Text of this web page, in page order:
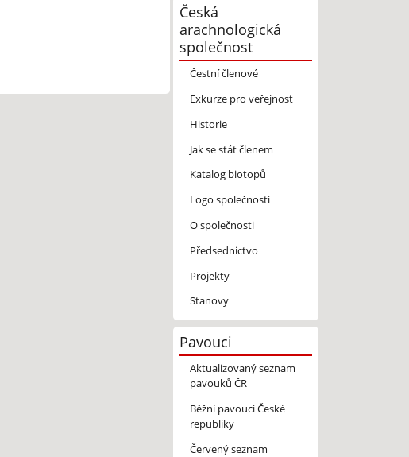
Česká
arachnologická
společnost
Čestní členové
Exkurze pro veřejnost
Historie
Jak se stát členem
Katalog biotopů
Logo společnosti
O společnosti
Předsednictvo
Projekty
Stanovy
Pavouci
Aktualizovaný seznam
pavouků ČR
Běžní pavouci České
republiky
Červený seznam